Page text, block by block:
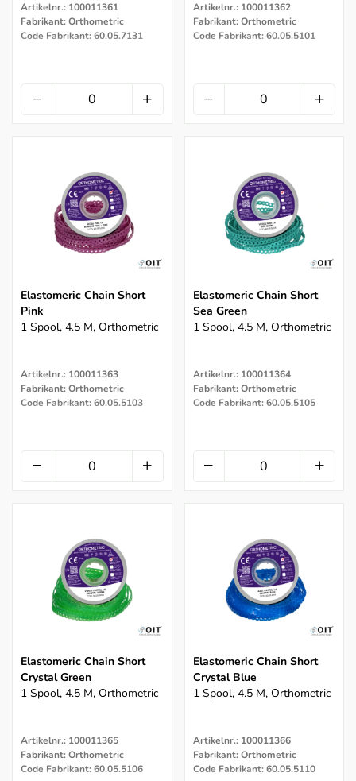
Artikelnr.: 100011361
Fabrikant: Orthometric
Code Fabrikant: 60.05.7131
Artikelnr.: 100011362
Fabrikant: Orthometric
Code Fabrikant: 60.05.5101
Elastomeric Chain Short
Pink
1 Spool, 4.5 M, Orthometric
Artikelnr.: 100011363
Fabrikant: Orthometric
Code Fabrikant: 60.05.5103
Elastomeric Chain Short
Sea Green
1 Spool, 4.5 M, Orthometric
Artikelnr.: 100011364
Fabrikant: Orthometric
Code Fabrikant: 60.05.5105
Elastomeric Chain Short
Crystal Green
1 Spool, 4.5 M, Orthometric
Artikelnr.: 100011365
Fabrikant: Orthometric
Code Fabrikant: 60.05.5106
Elastomeric Chain Short
Crystal Blue
1 Spool, 4.5 M, Orthometric
Artikelnr.: 100011366
Fabrikant: Orthometric
Code Fabrikant: 60.05.5110